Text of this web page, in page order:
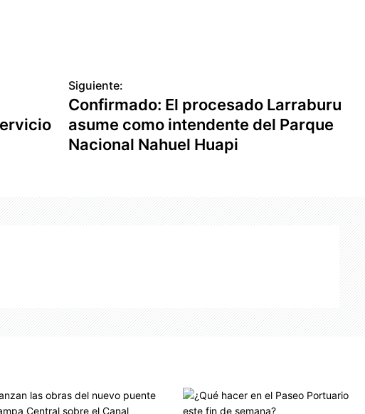
Siguiente:
Confirmado: El procesado Larraburu
asume como intendente del Parque
Nacional Nahuel Huapi